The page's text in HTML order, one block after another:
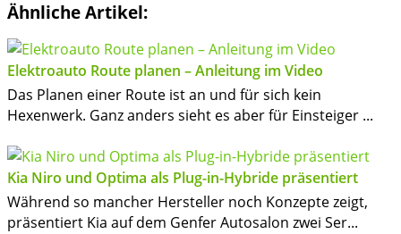
Ähnliche Artikel:
Elektroauto Route planen – Anleitung im Video
Das Planen einer Route ist an und für sich kein
Hexenwerk. Ganz anders sieht es aber für Einsteiger ...
Kia Niro und Optima als Plug-in-Hybride präsentiert
Während so mancher Hersteller noch Konzepte zeigt,
präsentiert Kia auf dem Genfer Autosalon zwei Ser...